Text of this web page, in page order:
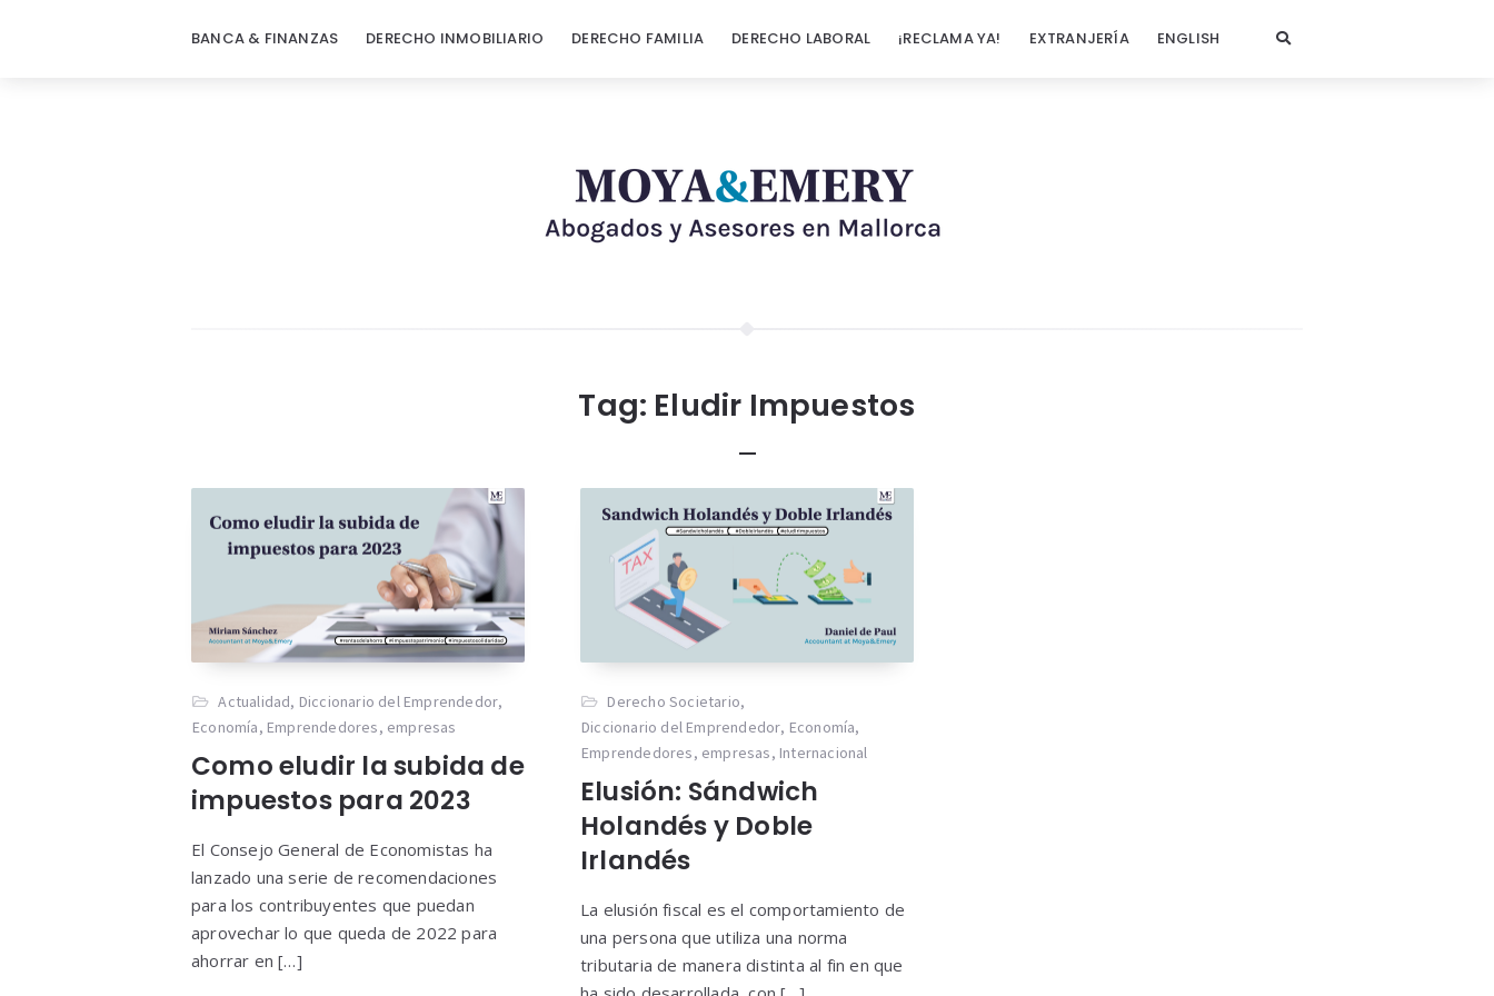
BANCA & FINANZAS DERECHO INMOBILIARIO DERECHO FAMILIA DERECHO LABORAL ¡RECLAMA YA! EXTRANJERÍA ENGLISH
Tag: Eludir Impuestos
Actualidad, Diccionario del Emprendedor,
Economía, Emprendedores, empresas
Como eludir la subida de
impuestos para 2023
El Consejo General de Economistas ha
lanzado una serie de recomendaciones
para los contribuyentes que puedan
aprovechar lo que queda de 2022 para
ahorrar en […]
Derecho Societario,
Diccionario del Emprendedor, Economía,
Emprendedores, empresas, Internacional
Elusión: Sándwich
Holandés y Doble
Irlandés
La elusión fiscal es el comportamiento de
una persona que utiliza una norma
tributaria de manera distinta al fin en que